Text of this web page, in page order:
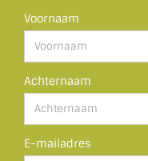
Voornaam
Achternaam
E-mailadres